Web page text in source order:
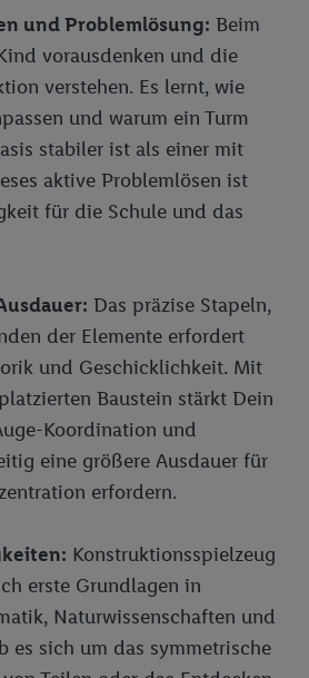
und Problemlösung: Beim
vorausdenken und die
verstehen. Es lernt, wie
und warum ein Turm
stabiler ist als einer mit
aktive Problemlösen ist
für die Schule und das
Das präzise Stapeln,
der Elemente erfordert
und Geschicklichkeit. Mit
Baustein stärkt Dein
Koordination und
eine größere Ausdauer für
erfordern.
Konstruktionsspielzeug
erste Grundlagen in
Naturwissenschaften und
es sich um das symmetrische